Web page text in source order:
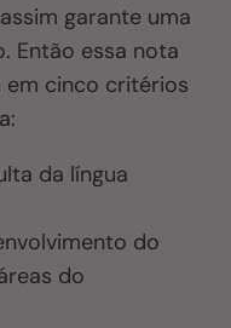
garante uma
Então essa nota
em cinco critérios
da língua
do
do